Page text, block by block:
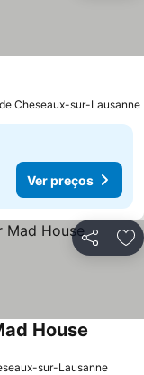
Cheseaux-sur-Lausanne
Ver preços
Partilhar
House
sur-Lausanne